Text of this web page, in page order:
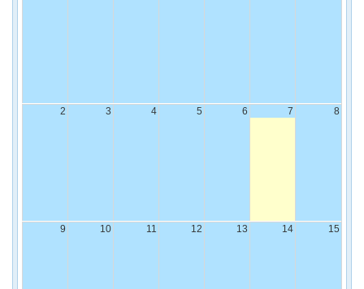
2 3 4 5 6 7 8
9 10 11 12 13 14 15